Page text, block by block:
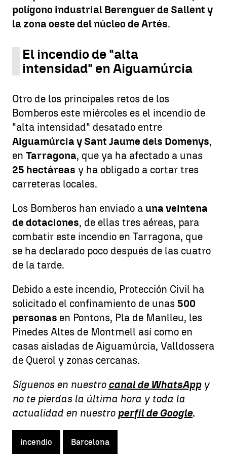
polígono industrial Berenguer de Sallent y
la zona oeste del núcleo de Artés.
El incendio de "alta
intensidad" en Aiguamúrcia
Otro de los principales retos de los
Bomberos este miércoles es el incendio de
"alta intensidad" desatado entre
Aiguamúrcia y Sant Jaume dels Domenys,
en Tarragona, que ya ha afectado a unas
25 hectáreas y ha obligado a cortar tres
carreteras locales.
Los Bomberos han enviado a una veintena
de dotaciones, de ellas tres aéreas, para
combatir este incendio en Tarragona, que
se ha declarado poco después de las cuatro
de la tarde.
Debido a este incendio, Protección Civil ha
solicitado el confinamiento de unas 500
personas en Pontons, Pla de Manlleu, les
Pinedes Altes de Montmell así como en
casas aisladas de Aiguamúrcia, Valldossera
de Querol y zonas cercanas.
Síguenos en nuestro canal de WhatsAppy
no te pierdas la última hora y toda la
actualidad en nuestro perfil de Google.
incendio Barcelona